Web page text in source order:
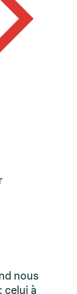
nous
celui à